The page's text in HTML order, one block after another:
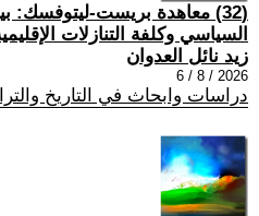
(32) معاهدة بريست-ليتوفسك:
السياسي وكلفة التنازلات
زيد نائل العدوان
2026 / 8 / 6
دراسات وابحاث في التاريخ